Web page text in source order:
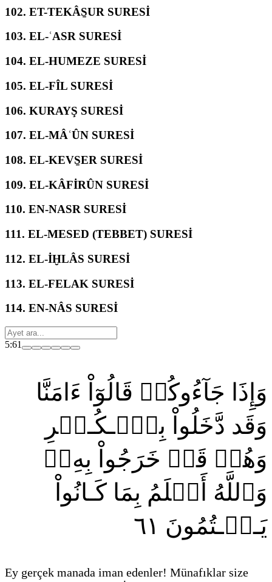
102. ET-TEKÂS̱UR SURESİ
103. EL-ʿASR SURESİ
104. EL-HUMEZE SURESİ
105. EL-FÎL SURESİ
106. KURAYŞ SURESİ
107. EL-MÂʿÛN SURESİ
108. EL-KEVS̱ER SURESİ
109. EL-KÂFİRÛN SURESİ
110. EN-NASR SURESİ
111. EL-MESED (TEBBET) SURESİ
112. EL-İḪLÂS SURESİ
113. EL-FELAK SURESİ
114. EN-NÂS SURESİ
5:61
وَإِذَا جَآءُوكُمۡ قَالُوٓاْ ءَامَنَّا
وَقَد دَّخَلُواْ بِٱلۡـكُـفۡرِ
وَهُمۡ قَدۡ خَرَجُواْ بِهِۦۚ
وَٱللَّهُ أَعۡلَمُ بِمَا كَـانُواْ
يَـكۡـتُمُونَ ٦١
Ey gerçek manada iman edenler! Münafıklar size